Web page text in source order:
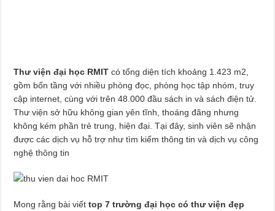
Thư viện đại học RMIT có tổng diện tích khoảng 1.423 m2,
gồm bốn tầng với nhiều phòng đọc, phòng học tập nhóm, truy
cập internet, cùng với trên 48.000 đầu sách in và sách điện tử.
Thư viện sở hữu không gian yên tĩnh, thoáng đãng nhưng
không kém phần trẻ trung, hiện đại. Tại đây, sinh viên sẽ nhận
được các dịch vụ hỗ trợ như tìm kiếm thông tin và dịch vụ công
nghệ thông tin
Mong rằng bài viếttop 7 trường đại học có thư viện đẹp